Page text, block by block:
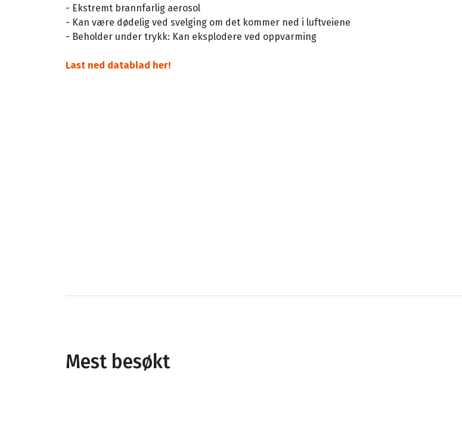
- Ekstremt brannfarlig aerosol
- Kan være dødelig ved svelging om det kommer ned i luftveiene
- Beholder under trykk: Kan eksplodere ved oppvarming
Last ned datablad her!
Mest besøkt